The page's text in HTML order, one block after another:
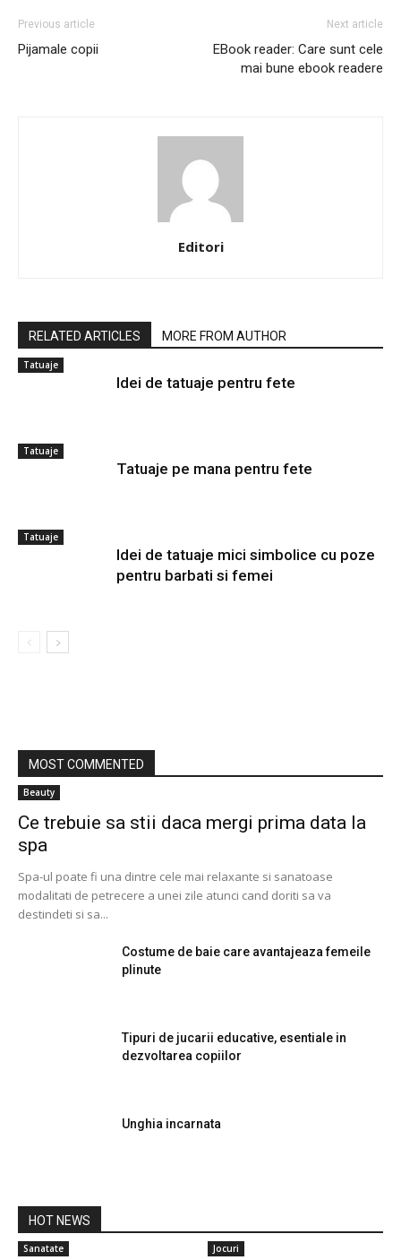
Previous article
Pijamale copii
Next article
EBook reader: Care sunt cele
mai bune ebook readere
Editori
RELATED ARTICLES MORE FROM AUTHOR
Tatuaje
Idei de tatuaje pentru fete
Tatuaje
Tatuaje pe mana pentru fete
Tatuaje
Idei de tatuaje mici simbolice cu poze
pentru barbati si femei
MOST COMMENTED
Beauty
Ce trebuie sa stii daca mergi prima data la
spa
Spa-ul poate fi una dintre cele mai relaxante si sanatoase
modalitati de petrecere a unei zile atunci cand doriti sa va
destindeti si sa...
Costume de baie care avantajeaza femeile
plinute
Tipuri de jucarii educative, esentiale in
dezvoltarea copiilor
Unghia incarnata
HOT NEWS
Sanatate Jocuri